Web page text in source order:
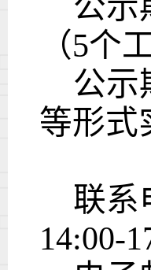
（5个
公示
等形式
联系
14:00-